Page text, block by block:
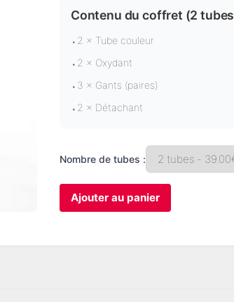
Contenu du coffret (2 tubes
• 2 × Tube couleur
• 2 × Oxydant
• 3 × Gants (paires)
• 2 × Détachant
Nombre de tubes :
Ajouter au panier